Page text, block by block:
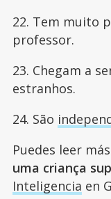
22. Tem muito
professor.
23. Chegam a
estranhos.
24. São
Puedes leer
uma criança
Inteligencia en